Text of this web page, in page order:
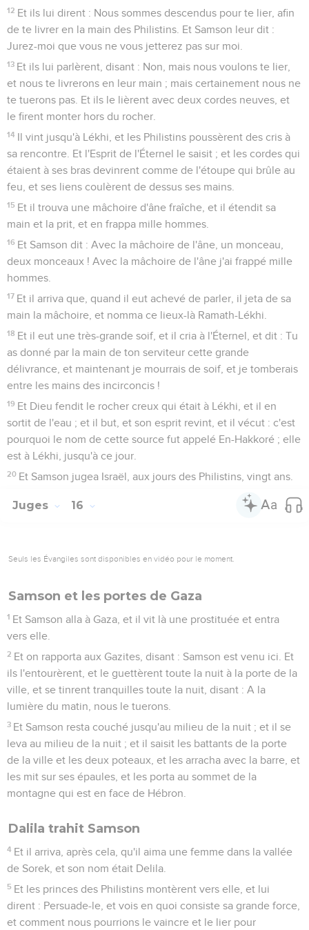
12 Et ils lui dirent : Nous sommes descendus pour te lier, afin
de te livrer en la main des Philistins. Et Samson leur dit :
Jurez-moi que vous ne vous jetterez pas sur moi.
13 Et ils lui parlèrent, disant : Non, mais nous voulons te lier,
et nous te livrerons en leur main ; mais certainement nous ne
te tuerons pas. Et ils le lièrent avec deux cordes neuves, et
le firent monter hors du rocher.
14 Il vint jusqu'à Lékhi, et les Philistins poussèrent des cris à
sa rencontre. Et l'Esprit de l'Éternel le saisit ; et les cordes qui
étaient à ses bras devinrent comme de l'étoupe qui brûle au
feu, et ses liens coulèrent de dessus ses mains.
15 Et il trouva une mâchoire d'âne fraîche, et il étendit sa
main et la prit, et en frappa mille hommes.
16 Et Samson dit : Avec la mâchoire de l'âne, un monceau,
deux monceaux ! Avec la mâchoire de l'âne j'ai frappé mille
hommes.
17 Et il arriva que, quand il eut achevé de parler, il jeta de sa
main la mâchoire, et nomma ce lieux-là Ramath-Lékhi.
18 Et il eut une très-grande soif, et il cria à l'Éternel, et dit : Tu
as donné par la main de ton serviteur cette grande
délivrance, et maintenant je mourrais de soif, et je tomberais
entre les mains des incirconcis !
19 Et Dieu fendit le rocher creux qui était à Lékhi, et il en
sortit de l'eau ; et il but, et son esprit revint, et il vécut : c'est
pourquoi le nom de cette source fut appelé En-Hakkoré ; elle
est à Lékhi, jusqu'à ce jour.
20 Et Samson jugea Israël, aux jours des Philistins, vingt ans.
Juges 16
Seuls les Évangiles sont disponibles en vidéo pour le moment.
Samson et les portes de Gaza
1 Et Samson alla à Gaza, et il vit là une prostituée et entra
vers elle.
2 Et on rapporta aux Gazites, disant : Samson est venu ici. Et
ils l'entourèrent, et le guettèrent toute la nuit à la porte de la
ville, et se tinrent tranquilles toute la nuit, disant : A la
lumière du matin, nous le tuerons.
3 Et Samson resta couché jusqu'au milieu de la nuit ; et il se
leva au milieu de la nuit ; et il saisit les battants de la porte
de la ville et les deux poteaux, et les arracha avec la barre, et
les mit sur ses épaules, et les porta au sommet de la
montagne qui est en face de Hébron.
Dalila trahit Samson
4 Et il arriva, après cela, qu'il aima une femme dans la vallée
de Sorek, et son nom était Delila.
5 Et les princes des Philistins montèrent vers elle, et lui
dirent : Persuade-le, et vois en quoi consiste sa grande force,
et comment nous pourrions le vaincre et le lier pour